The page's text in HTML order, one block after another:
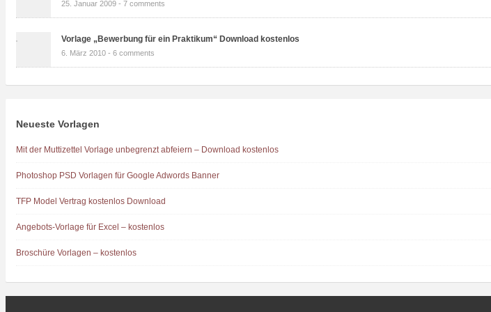
25. Januar 2009 - 7 comments
Vorlage „Bewerbung für ein Praktikum“ Download kostenlos
6. März 2010 - 6 comments
Neueste Vorlagen
Mit der Muttizettel Vorlage unbegrenzt abfeiern – Download kostenlos
Photoshop PSD Vorlagen für Google Adwords Banner
TFP Model Vertrag kostenlos Download
Angebots-Vorlage für Excel – kostenlos
Broschüre Vorlagen – kostenlos